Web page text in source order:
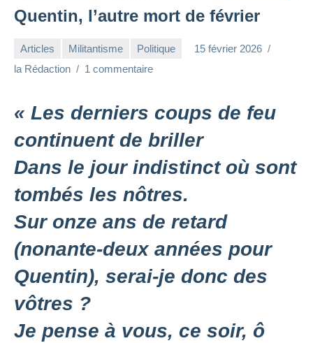
Quentin, l’autre mort de février
Articles Militantisme Politique
15 février 2026
la Rédaction
1 commentaire
« Les derniers coups de feu
continuent de briller
Dans le jour indistinct où sont
tombés les nôtres.
Sur onze ans de retard
(nonante-deux années pour
Quentin), serai-je donc des
vôtres ?
Je pense à vous, ce soir, ô